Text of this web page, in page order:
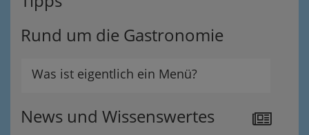
Rund um die Gastronomie
Was ist eigentlich ein Menü?
News und Wissenswertes